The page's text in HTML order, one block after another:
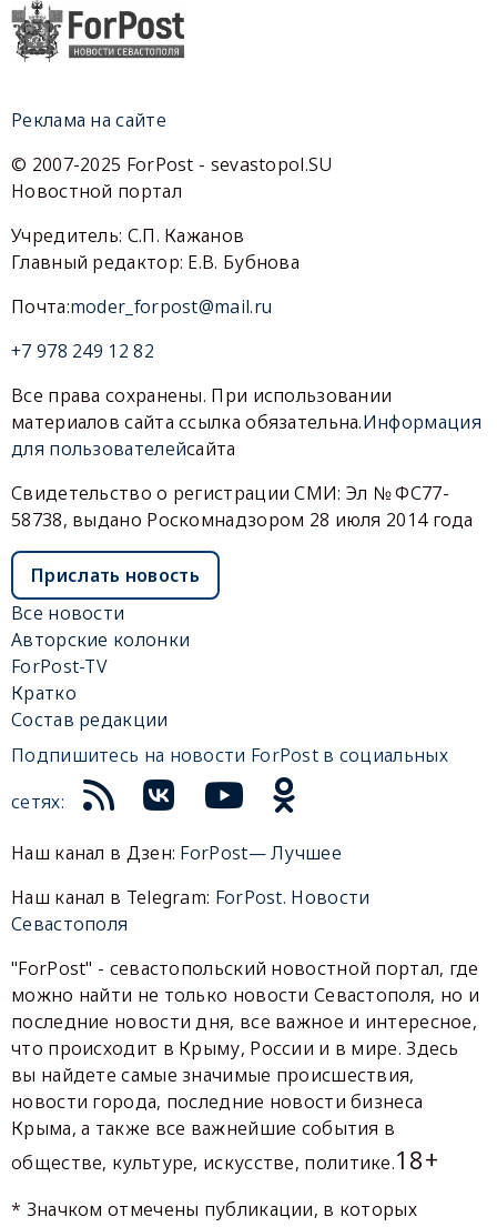
Реклама на сайте
© 2007-2025 ForPost - sevastopol.SU
Новостной портал
Учредитель: С.П. Кажанов
Главный редактор: Е.В. Бубнова
Почта:moder_forpost@mail.ru
+7 978 249 12 82
Все права сохранены. При использовании
материалов сайта ссылка обязательна.Информация
для пользователейсайта
Свидетельство о регистрации СМИ: Эл № ФС77-
58738, выдано Роскомнадзором 28 июля 2014 года
Прислать новость
Все новости
Авторские колонки
ForPost-TV
Кратко
Состав редакции
Подпишитесь на новости ForPost в социальных
сетях:
Наш канал в Дзен: ForPost— Лучшее
Наш канал в Telegram: ForPost. Новости
Севастополя
"ForPost" - севастопольский новостной портал, где
можно найти не только новости Севастополя, но и
последние новости дня, все важное и интересное,
что происходит в Крыму, России и в мире. Здесь
вы найдете самые значимые происшествия,
новости города, последние новости бизнеса
Крыма, а также все важнейшие события в
обществе, культуре, искусстве, политике.18+
* Значком отмечены публикации, в которых